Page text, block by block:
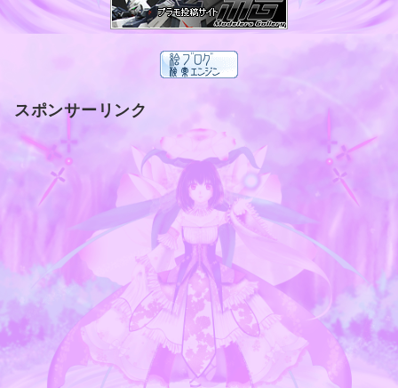
スポンサーリンク